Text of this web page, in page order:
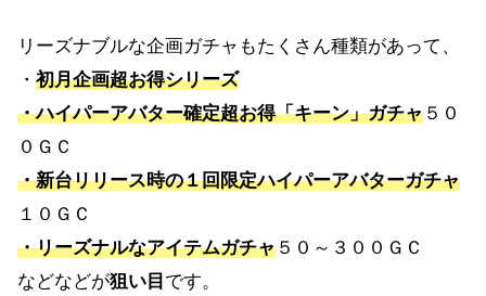
リーズナブルな企画ガチャもたくさん種類があって、
・ 初月企画超お得シリーズ
・ハイパーアバター確定超お得「キーン」ガチャ ５０
０ＧＣ
・新台リリース時の１回限定ハイパーアバターガチャ
１０ＧＣ
・リーズナルなアイテムガチャ ５０～３００ＧＣ
などなどが狙い目 です。